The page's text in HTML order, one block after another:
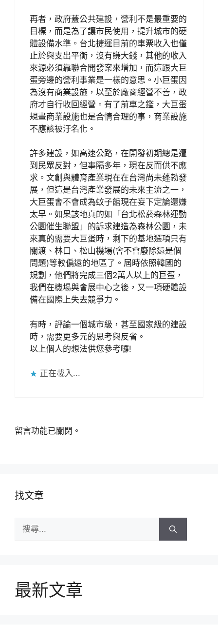
再者，政府蓋公共建設，營利不是最重要的
目標，而是為了讓市民使用，提升城市的硬
體設備水準。台北捷運目前的車票收入也僅
止於與支出平衡，沒有賺大錢，其他的收入
來源必須靠聯合開發案來增加，而這跟大巨
蛋旁邊的營利事業是一樣的意思。小巨蛋因
為沒有商業設施，以至於廠商經營不善，政
府才自行收回經營。有了前車之鑑，大巨蛋
規畫商業設施也是合情合理的事，商業設施
不應該被汙名化。
許多建設，如高速公路，在開發初期總是遭
到民眾反對，但事隔多年，現在反而供不應
求。文創與體育產業現在在台灣尚未蓬勃發
展，但這是台灣產業發展的未來主流之一，
大巨蛋會不會成為蚊子館現在妄下定論還嫌
太早。如果該地真的如「台北松菸森林運動
公園催生聯盟」的訴求建造為森林公園，未
來真的需要大巨蛋時，剩下的基地選項只有
關渡、林口、松山機場(會不會廢除還是個
問題)等較偏遠的地區了。屆時依照韓國的
規劃，他們將完成三個2萬人以上的巨蛋，
我們在機場與會展中心之後，又一項硬體設
備在國際上失去競爭力。
有時，評論一個城市級，甚至國家級的建設
時，需要更多元的思考與反省。
以上個人的想法供您參考囉!
正在載入...
留言功能已關閉。
找文章
尋:
最新文章